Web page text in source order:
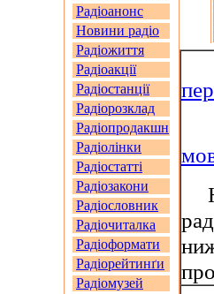
Радіоанонс
Новини радіо
Радіожиття
Радіоакції
Радіостанції
Радіорозклад
Радіопродакшн
Радіолінки
Радіостатті
Радіозакони
Радіословник
Радіочиталка
Радіоформати
Радіорейтинґи
Радіомузей